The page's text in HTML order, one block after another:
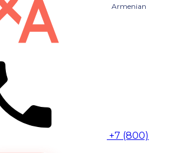
Armenian
+7 (800)